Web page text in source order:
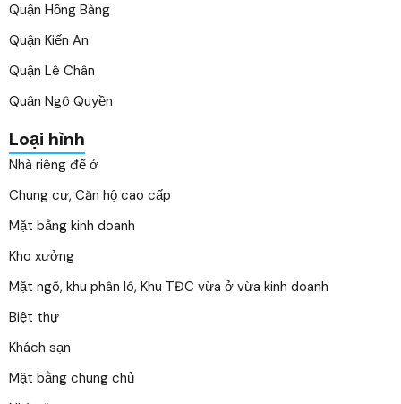
Quận Hồng Bàng
Quận Kiến An
Quận Lê Chân
Quận Ngô Quyền
Loại hình
Nhà riêng để ở
Chung cư, Căn hộ cao cấp
Mặt bằng kinh doanh
Kho xưởng
Mặt ngõ, khu phân lô, Khu TĐC vừa ở vừa kinh doanh
Biệt thự
Khách sạn
Mặt bằng chung chủ